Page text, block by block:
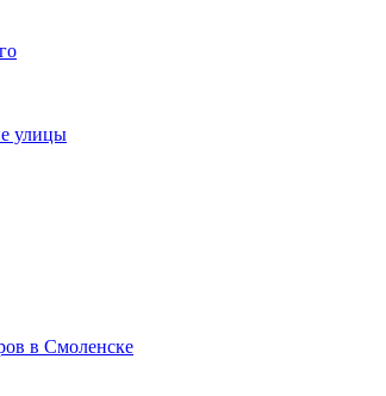
улицы
в Смоленске